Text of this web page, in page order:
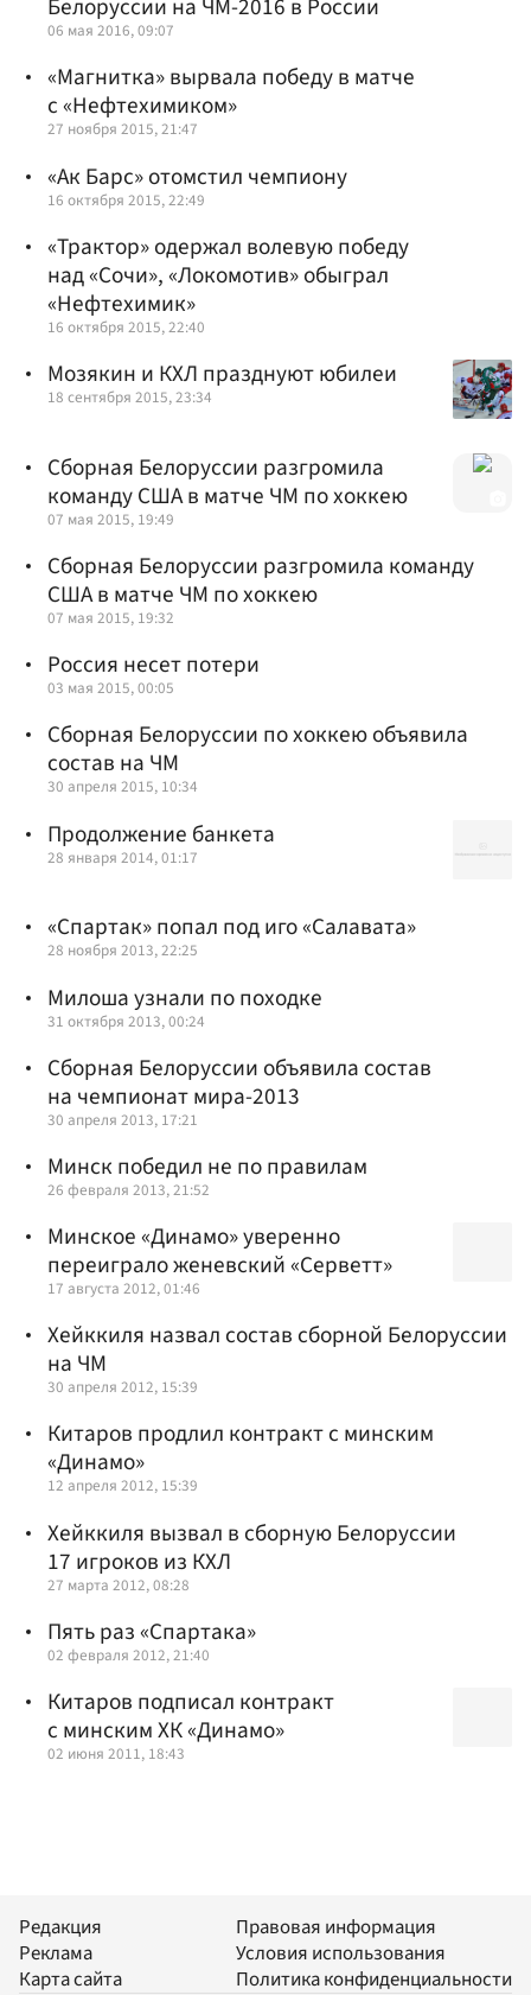
Белоруссии на ЧМ-2016 в России
06 мая 2016, 09:07
«Магнитка» вырвала победу в матче
с «Нефтехимиком»
27 ноября 2015, 21:47
«Ак Барс» отомстил чемпиону
16 октября 2015, 22:49
«Трактор» одержал волевую победу
над «Сочи», «Локомотив» обыграл
«Нефтехимик»
16 октября 2015, 22:40
Мозякин и КХЛ празднуют юбилеи
18 сентября 2015, 23:34
Сборная Белоруссии разгромила
команду США в матче ЧМ по хоккею
07 мая 2015, 19:49
Сборная Белоруссии разгромила команду
США в матче ЧМ по хоккею
07 мая 2015, 19:32
Россия несет потери
03 мая 2015, 00:05
Сборная Белоруссии по хоккею объявила
состав на ЧМ
30 апреля 2015, 10:34
Продолжение банкета
28 января 2014, 01:17
«Спартак» попал под иго «Салавата»
28 ноября 2013, 22:25
Милоша узнали по походке
31 октября 2013, 00:24
Сборная Белоруссии объявила состав
на чемпионат мира-2013
30 апреля 2013, 17:21
Минск победил не по правилам
26 февраля 2013, 21:52
Минское «Динамо» уверенно
переиграло женевский «Серветт»
17 августа 2012, 01:46
Хейккиля назвал состав сборной Белоруссии
на ЧМ
30 апреля 2012, 15:39
Китаров продлил контракт с минским
«Динамо»
12 апреля 2012, 15:39
Хейккиля вызвал в сборную Белоруссии
17 игроков из КХЛ
27 марта 2012, 08:28
Пять раз «Спартака»
02 февраля 2012, 21:40
Китаров подписал контракт
с минским ХК «Динамо»
02 июня 2011, 18:43
Редакция
Реклама
Карта сайта
Правовая информация
Условия использования
Политика конфиденциальности